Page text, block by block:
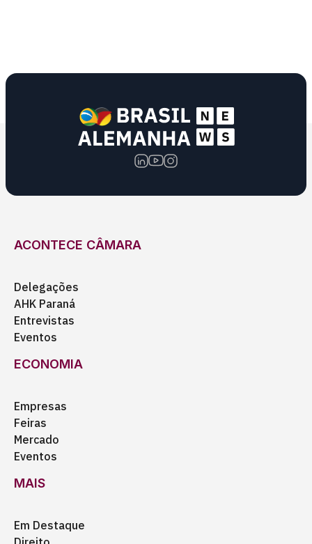
ACONTECE CÂMARA
Delegações
AHK Paraná
Entrevistas
Eventos
ECONOMIA
Empresas
Feiras
Mercado
Eventos
MAIS
Em Destaque